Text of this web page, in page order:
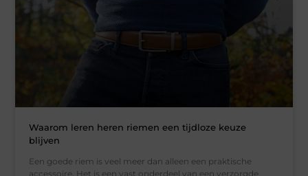
Waarom leren heren riemen een tijdloze keuze
blijven
Een goede riem is veel meer dan alleen een praktische
accessoire. Het is een vast onderdeel van een verzorgde